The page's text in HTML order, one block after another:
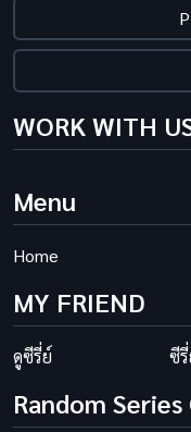
WORK WITH
Menu
Home
MY FRIEND
ดูซีรี่ย์ ซี
Random Series